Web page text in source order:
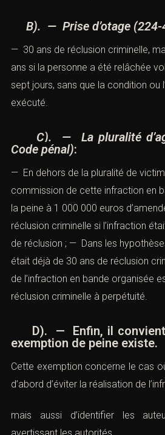
B). — Prise d’otage (
— 30 ans de réclusion criminelle,
ans si la personne a été relâchée
exécuté.
C). — La pluralité
Code pénal):
— En dehors de la pluralité de
commission de cette infraction en
porte la peine à 1 000 000 euros
réclusion criminelle si l’infraction
ans de réclusion ; — Dans les
peine était déjà de 30 ans de
punie de la réclusion criminelle à
D). — Enfin, il convient
exemption de peine existe.
permis d’abord d’éviter la